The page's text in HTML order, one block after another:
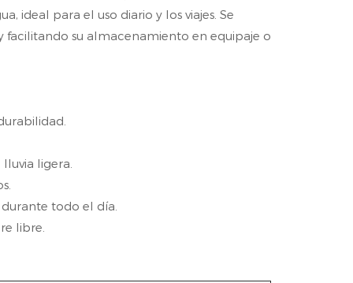
ideal para el uso diario y los viajes. Se
su almacenamiento en equipaje o
ligera.
todo el día.
libre.